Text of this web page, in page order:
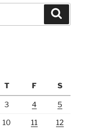
T F S
3 4 5
10 11 12